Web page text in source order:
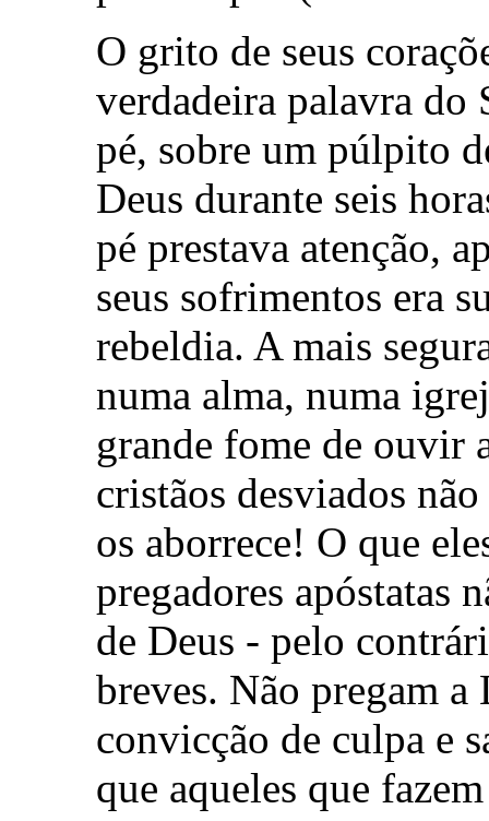
O grito de seus
verdadeira palavra do
pé, sobre um púlpito
Deus durante seis
pé prestava atenção,
seus sofrimentos era
rebeldia. A mais
numa alma, numa
grande fome de ouvir
cristãos desviados
os aborrece! O que
pregadores apóstatas
de Deus - pelo
breves. Não pregam
convicção de culpa e
que aqueles que